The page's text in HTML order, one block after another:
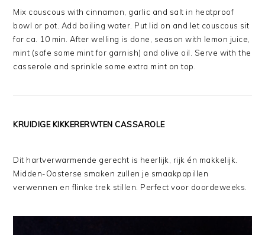
Mix couscous with cinnamon, garlic and salt in heatproof
bowl or pot. Add boiling water. Put lid on and let couscous sit
for ca. 10 min. After welling is done, season with lemon juice,
mint (safe some mint for garnish) and olive oil. Serve with the
casserole and sprinkle some extra mint on top.
KRUIDIGE KIKKERERWTEN CASSAROLE
Dit hartverwarmende gerecht is heerlijk, rijk én makkelijk.
Midden-Oosterse smaken zullen je smaakpapillen
verwennen en flinke trek stillen. Perfect voor doordeweeks.